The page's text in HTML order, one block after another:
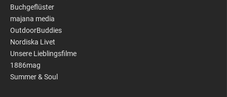
Buchgeflüster
majana media
OutdoorBuddies
Nordiska Livet
Unsere Lieblingsfilme
1886mag
Summer & Soul